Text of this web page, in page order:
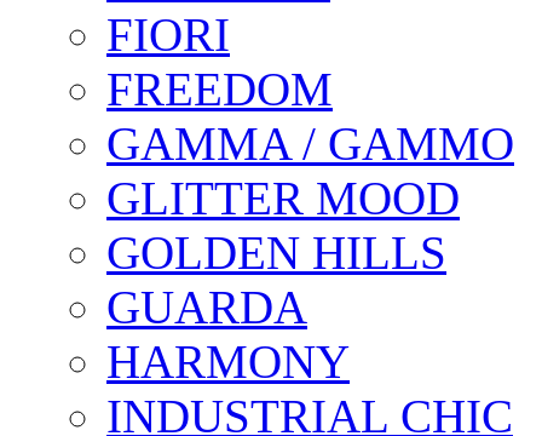
FIORI
FREEDOM
GAMMA / GAMMO
GLITTER MOOD
GOLDEN HILLS
GUARDA
HARMONY
INDUSTRIAL CHIC